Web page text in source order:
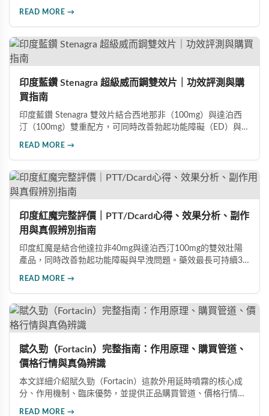
READ MORE →
印度藍鑽 Stenagra 超級威而鋼雙效片｜功效評測與購
買指南
印度藍鑽 Stenagra 雙效片結合西地那非（100mg）與達泊西
汀（100mg）雙重配方，可同時改善勃起功能障礙（ED）與早
高的男性保健品選擇。
READ MORE →
印度紅魔完整評價｜PTT/Dcard心得、效果分析、副作
用與真假辨別指南
印度紅魔是結合他達拉非40mg與達泊西汀100mg的雙效壯陽
產品，同時改善勃起功能障礙與早洩問題。藥效最長可持續36
READ MORE →
賦久勁（Fortacin）完整指南：作用原理、購買管道、
價格行情與真偽辨識
本文詳細介紹賦久勁（Fortacin）這款外用延時噴霧的核心成
分、作用機制、臨床優勢，並提供正品購買管道、價格行情比
READ MORE →